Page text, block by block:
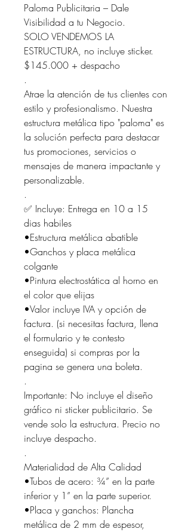
Paloma Publicitaria – Dale
Visibilidad a tu Negocio.
SOLO VENDEMOS LA
ESTRUCTURA, no incluye sticker.
$145.000 + despacho
.
Atrae la atención de tus clientes con
estilo y profesionalismo. Nuestra
estructura metálica tipo "paloma" es
la solución perfecta para destacar
tus promociones, servicios o
mensajes de manera impactante y
personalizable.
.
✅ Incluye: Entrega en 10 a 15
dias habiles
•Estructura metálica abatible
•Ganchos y placa metálica
colgante
•Pintura electrostática al horno en
el color que elijas
•Valor incluye IVA y opción de
factura. (si necesitas factura, llena
el formulario y te contesto
enseguida) si compras por la
pagina se genera una boleta.
.
Importante: No incluye el diseño
gráfico ni sticker publicitario. Se
vende solo la estructura. Precio no
incluye despacho.
.
Materialidad de Alta Calidad
•Tubos de acero: ¾” en la parte
inferior y 1” en la parte superior.
•Placa y ganchos: Plancha
metálica de 2 mm de espesor,